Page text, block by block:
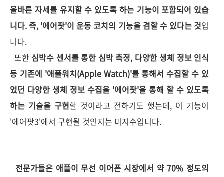
올바른 자세를 유지할 수 있도록 하는 기능이 포함되어 있습
니다. 즉, '에어팟'이 운동 코치의 기능을 겸할 수 있다는 것입
니다.
또한 심박수 센서를 통한 심박 측정, 다양한 생체 정보 인식
등 기존에 '애플워치(Apple Watch)'를 통해서 수집할 수 있
었던 다양한 생체 정보 수집을 '에어팟'을 통해 할 수 있도록
하는 기술을 구현할 것이라고 전하기도 했는데, 이 기능이
'에어팟3'에서 구현될 것인지는 미지수입니다.
전문가들은 애플이 무선 이어폰 시장에서 약 70% 정도의